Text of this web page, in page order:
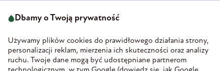
58-160 Świebodzice
REGON 890213034
INFORMACJE
Dbamy o Twoją prywatność
Używamy plików cookies do prawidłowego działania strony,
personalizacji reklam, mierzenia ich skuteczności oraz analizy
ruchu. Twoje dane mogą być udostępniane partnerom